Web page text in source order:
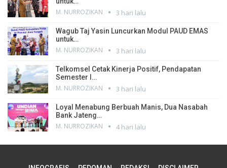
M. NURROZIKAN 3 hari lalu
Wagub Taj Yasin Luncurkan Modul PAUD EMAS
untuk…
M. NURROZIKAN 3 hari lalu
Telkomsel Cetak Kinerja Positif, Pendapatan
Semester I…
M. NURROZIKAN 3 hari lalu
Loyal Menabung Berbuah Manis, Dua Nasabah
Bank Jateng…
M. NURROZIKAN 4 hari lalu